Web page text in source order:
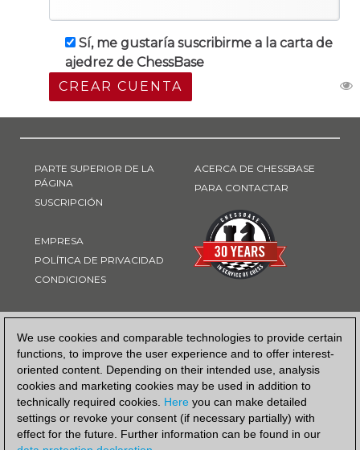
We use cookies and comparable technologies to provide certain
functions, to improve the user experience and to offer interest-
oriented content. Depending on their intended use, analysis
cookies and marketing cookies may be used in addition to
technically required cookies. Here you can make detailed
settings or revoke your consent (if necessary partially) with
effect for the future. Further information can be found in our
Sí, me gustaría suscribirme a la carta de
ajedrez de ChessBase
CREAR CUENTA
PARTE SUPERIOR DE LA
PÁGINA
SUSCRIPCIÓN
EMPRESA
POLÍTICA DE PRIVACIDAD
CONDICIONES
ACERCA DE CHESSBASE
PARA CONTACTAR
FORMA DE PAGO